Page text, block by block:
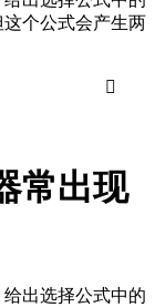
个公式会产生两

常出现
出选择公式中的